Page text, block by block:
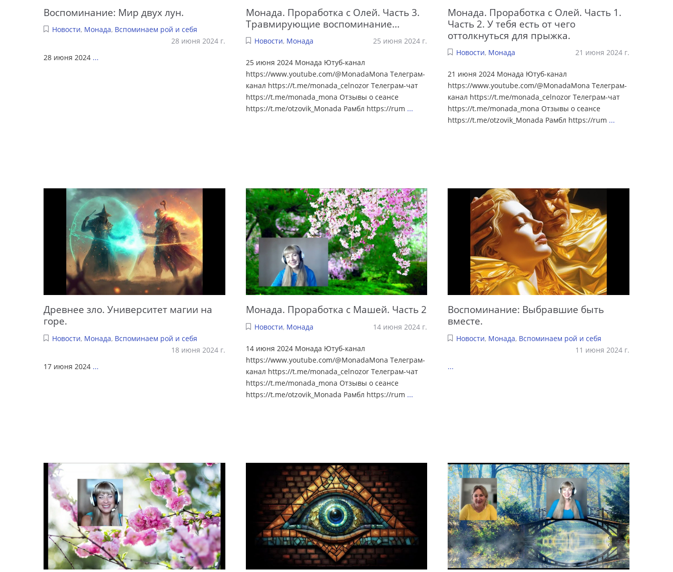
Воспоминание: Мир двух лун.
Новости, Монада, Вспоминаем рой и себя
28 июня 2024 г.
28 июня 2024 ...
Монада. Проработка с Олей. Часть 3.
Травмирующие воспоминание...
Новости, Монада 25 июня 2024 г.
25 июня 2024 Монада Ютуб-канал
https://www.youtube.com/@MonadaMona Телеграм-
канал https://t.me/monada_celnozor Телеграм-чат
https://t.me/monada_mona Отзывы о сеансе
https://t.me/otzovik_Monada Рамбл https://rum ...
Монада. Проработка с Олей. Часть 1.
Часть 2. У тебя есть от чего
оттолкнуться для прыжка.
Новости, Монада 21 июня 2024 г.
21 июня 2024 Монада Ютуб-канал
https://www.youtube.com/@MonadaMona Телеграм-
канал https://t.me/monada_celnozor Телеграм-чат
https://t.me/monada_mona Отзывы о сеансе
https://t.me/otzovik_Monada Рамбл https://rum ...
Древнее зло. Университет магии на
горе.
Новости, Монада, Вспоминаем рой и себя
18 июня 2024 г.
17 июня 2024 ...
Монада. Проработка с Машей. Часть 2
Новости, Монада 14 июня 2024 г.
14 июня 2024 Монада Ютуб-канал
https://www.youtube.com/@MonadaMona Телеграм-
канал https://t.me/monada_celnozor Телеграм-чат
https://t.me/monada_mona Отзывы о сеансе
https://t.me/otzovik_Monada Рамбл https://rum ...
Воспоминание: Выбравшие быть
вместе.
Новости, Монада, Вспоминаем рой и себя
11 июня 2024 г.
...